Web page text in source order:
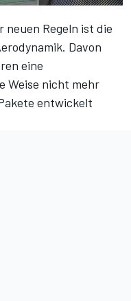
Regeln ist die
Davon
eine
Weise nicht mehr
entwickelt